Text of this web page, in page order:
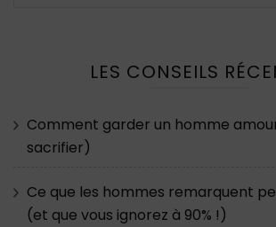
LES CONSEILS
Comment garder un homme
sacrifier)
Ce que les hommes remarquent
(et que vous ignorez à 90% !)